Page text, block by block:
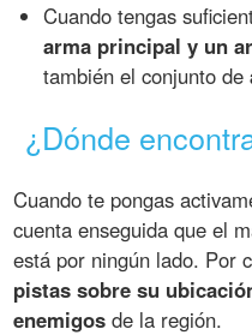
Cuando tengas
arma principal y un
también el conjunto de
¿Dónde
Cuando te pongas
cuenta enseguida que el
está por ningún lado. Por
pistas sobre su
enemigos de la región.